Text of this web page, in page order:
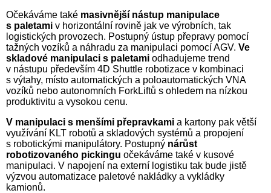
Očekáváme také masivnější nástup manipulace
s paletami v horizontální rovině jak ve výrobních, tak
logistických provozech. Postupný ústup přepravy pomocí
tažných vozíků a náhradu za manipulaci pomocí AGV. Ve
skladové manipulaci s paletami odhadujeme trend
v nástupu především 4D Shuttle robotizace v kombinaci
s výtahy, místo automatických a poloautomatických VNA
vozíků nebo autonomních ForkLiftů s ohledem na nízkou
produktivitu a vysokou cenu.
V manipulaci s menšími přepravkami a kartony pak větší
vyu­ží­vá­ní KLT robotů a skladových systémů a propojení
s robotickými ma­ni­pu­lá­to­ry. Postupný nárůst
robotizovaného pickingu očekáváme také v kusové
manipulaci. V napojení na externí logistiku tak bude jistě
výzvou automatizace paletové nakládky a vykládky
kamionů.